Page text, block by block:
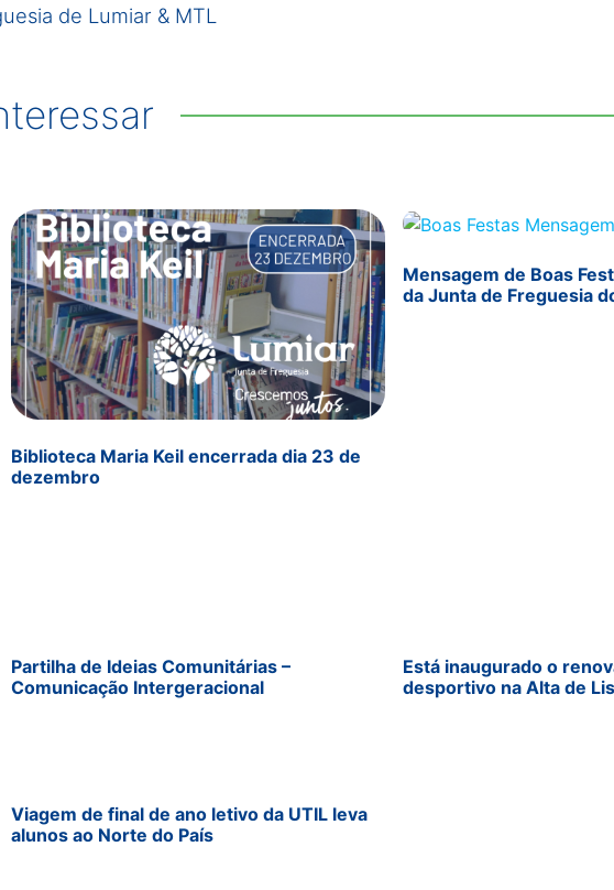
de Lumiar & MTL
Biblioteca Maria Keil encerrada dia 23 de
dezembro
Mensagem de Boas
da Junta de Freguesia
Partilha de Ideias Comunitárias –
Comunicação Intergeracional
Está inaugurado o
desportivo na Alta de
Viagem de final de ano letivo da UTIL leva
alunos ao Norte do País